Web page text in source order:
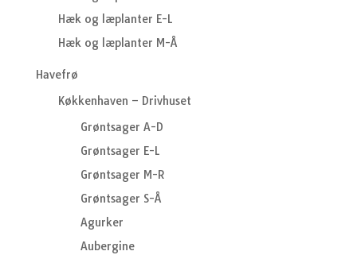
Hæk og læplanter E-L
Hæk og læplanter M-Å
Havefrø
Køkkenhaven – Drivhuset
Grøntsager A-D
Grøntsager E-L
Grøntsager M-R
Grøntsager S-Å
Agurker
Aubergine